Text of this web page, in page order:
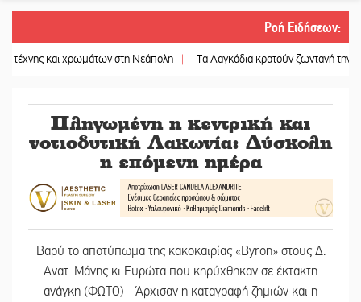
Ροή Ειδήσεων:
στη Νεάπολη || Τα Λαγκάδια κρατούν ζωντανή την τέχνη της πέτρας
Πληγωμένη η κεντρική και
νoτιοδυτική Λακωνία: Δύσκολη
η επόμενη ημέρα
Βαρύ το αποτύπωμα της κακοκαιρίας «Byron» στους Δ.
Ανατ. Μάνης κι Ευρώτα που κηρύχθηκαν σε έκτακτη
ανάγκη (ΦΩΤΟ) - Άρχισαν η καταγραφή ζημιών και η